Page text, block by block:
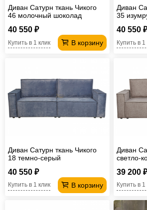
Диван Сатурн ткань Чикого
46 молочный шоколад
40 550 ₽
В корзину
Купить в 1 клик
Диван
35
40 550
Купить в 1
Диван Сатурн ткань Чикого
18 темно-серый
40 550 ₽
В корзину
Купить в 1 клик
Диван
светло-
39 200
Купить в 1